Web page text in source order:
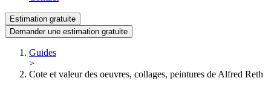
Estimation gratuite
Demander une estimation gratuite
Guides
>
Cote et valeur des oeuvres, collages, peintures de Alfred Reth